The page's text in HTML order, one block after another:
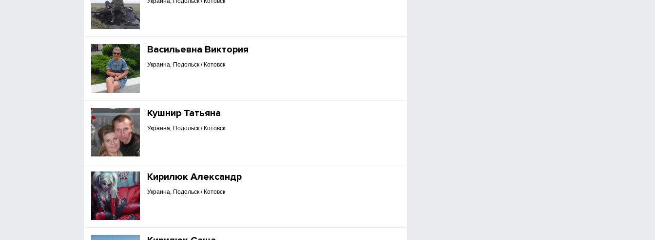
Васильевна Виктория
Украина, Подольск / Котовск
Кушнир Татьяна
Украина, Подольск / Котовск
Кирилюк Александр
Украина, Подольск / Котовск